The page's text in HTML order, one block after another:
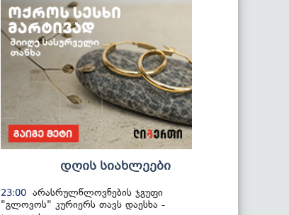
დღის სიახლეები
23:00 არასრულწლოვნების ჯგუფი
"გლოვოს" კურიერს თავს დაესხა -